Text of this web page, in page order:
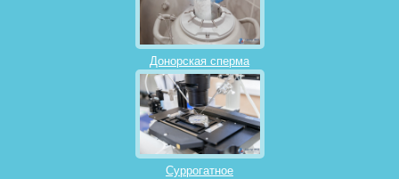
Донорская сперма
Суррогатное